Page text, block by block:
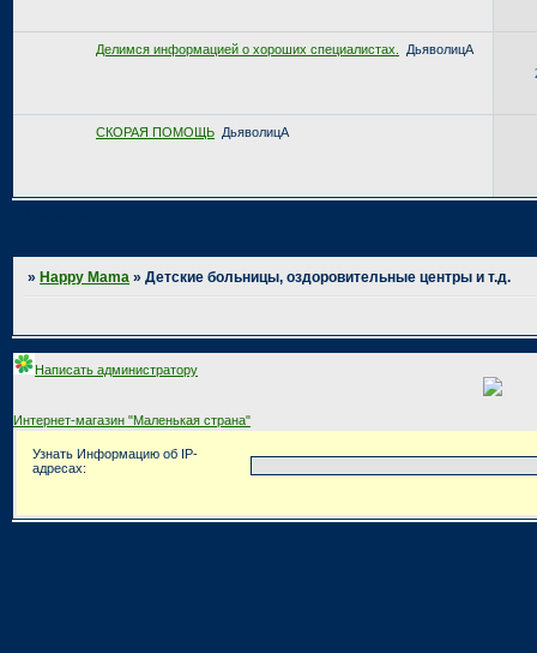
Делимся информацией о хороших специалистах.
ДьяволицА
СКОРАЯ ПОМОЩЬ ДьяволицА
» Happy Mama »Детские больницы, оздоровительные центры и т.д.
Написать администратору
Интернет-магазин "Маленькая страна"
Узнать Информацию об IP-
адресах: